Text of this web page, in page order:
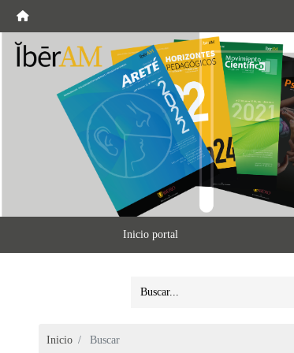
Inicio portal
Inicio Buscar